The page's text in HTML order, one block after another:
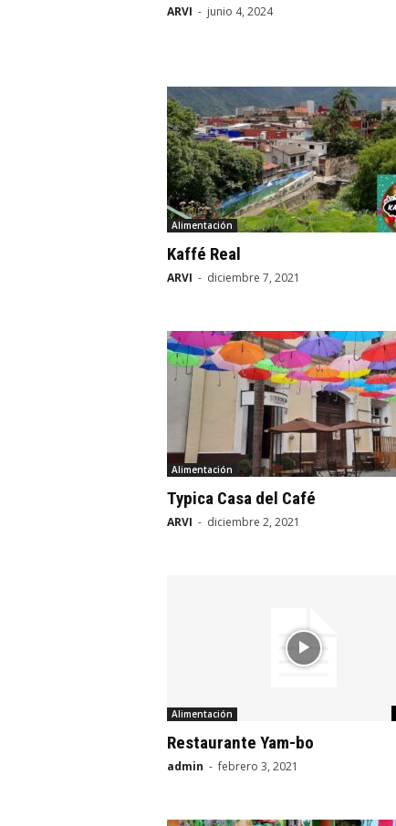
ARVI - junio 4, 2024
Alimentación
Kaffé Real
ARVI - diciembre 7, 2021
Alimentación
Typica Casa del Café
ARVI - diciembre 2, 2021
Alimentación
Restaurante Yam-bo
admin - febrero 3, 2021